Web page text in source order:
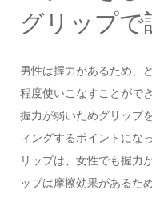
グリップで
男性は握力があるため、
程度使いこなすことがで
握力が弱いためグリップ
ィングするポイントにな
リップは、女性でも握力
ップは摩擦効果があるた